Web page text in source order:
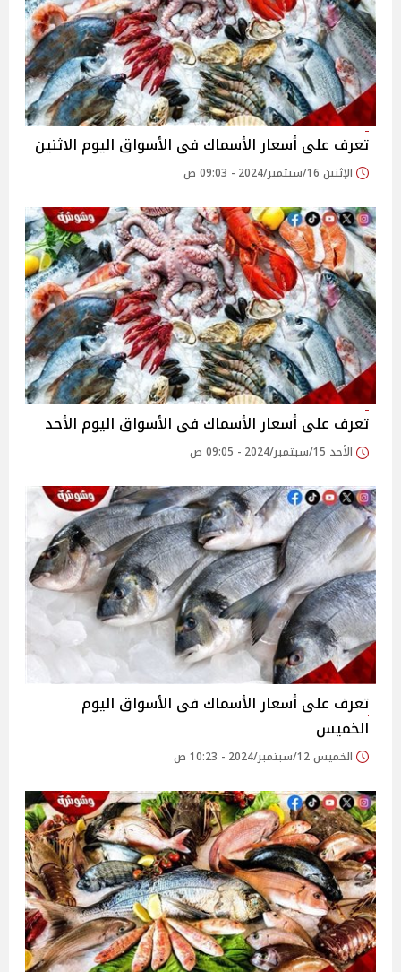
تعرف على أسعار الأسماك فى الأسواق اليوم الاثنين
الإثنين 16/سبتمبر/2024 - 09:03 ص
تعرف على أسعار الأسماك فى الأسواق اليوم الأحد
الأحد 15/سبتمبر/2024 - 09:05 ص
تعرف على أسعار الأسماك فى الأسواق اليوم
الخميس
الخميس 12/سبتمبر/2024 - 10:23 ص